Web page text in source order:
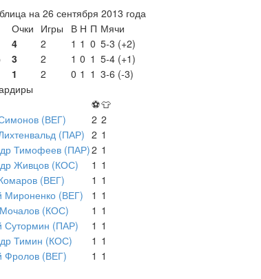
на 26 сентября 2013 года
Очки Игры В Н П Мячи
4 2 1 1 0 5-3 (+2)
3 2 1 0 1 5-4 (+1)
1 2 0 1 1 3-6 (-3)
⚽👕
(ВЕГ) 2 2
(ПАР) 2 1
Тимофеев (ПАР)2 1
Живцов (КОС) 1 1
(ВЕГ) 1 1
Мироненко (ВЕГ) 1 1
(КОС) 1 1
Сутормин (ПАР) 1 1
Тимин (КОС) 1 1
Фролов (ВЕГ) 1 1